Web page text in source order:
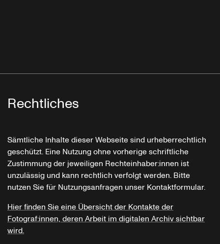
Rechtliches
Sämtliche Inhalte dieser Webseite sind urheberrechtlich
geschützt. Eine Nutzung ohne vorherige schriftliche
Zustimmung der jeweiligen Rechteinhaber:innen ist
unzulässig und kann rechtlich verfolgt werden. Bitte
nutzen Sie für Nutzungsanfragen unser Kontaktformular.
Hier finden Sie eine Übersicht der Kontakte der
Fotograf:innen, deren Arbeit im digitalen Archiv sichtbar
wird.